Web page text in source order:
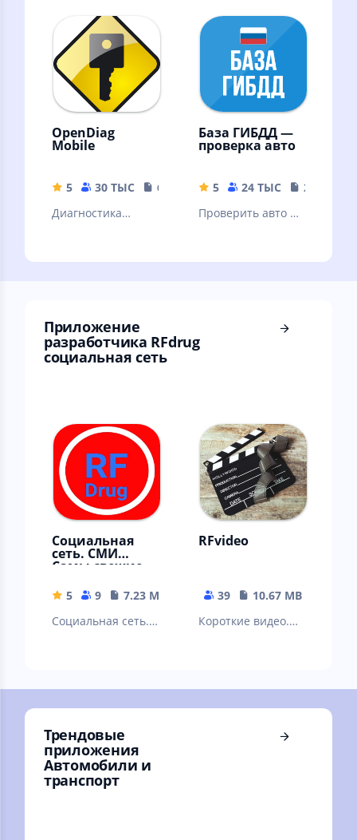
базам ГИБДД на
ДТП, штрафы,
пробег
OpenDiag
Mobile
5 30 ТЫС
6.46 MB
Диагностика
База ГИБДД —
проверка авто
5 24 ТЫС
20.84 MB
Проверить авто по
Приложение
разработчика RFdrug
социальная сеть
Социальная
сеть. СМИ
Самы свежие
5 9
7.23 MB
Социальная сеть.
RFvideo
39
10.67 MB
Короткие видео.
Трендовые
приложения
Автомобили и
транспорт